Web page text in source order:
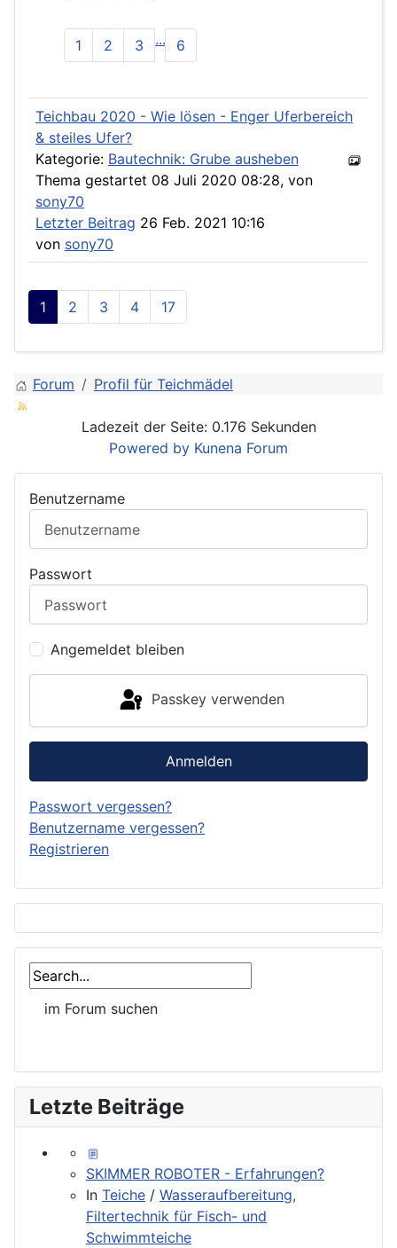
1 2 3 ... 6
Teichbau 2020 - Wie lösen - Enger Uferbereich
& steiles Ufer?
Kategorie: Bautechnik: Grube ausheben
Thema gestartet 08 Juli 2020 08:28, von
sony70
Letzter Beitrag 26 Feb. 2021 10:16
von sony70
1 2 3 4 17
Forum Profil für Teichmädel
Ladezeit der Seite: 0.176 Sekunden
Powered by Kunena Forum
Benutzername
Passwort
Angemeldet bleiben
Passkey verwenden
Anmelden
Passwort vergessen?
Benutzername vergessen?
Registrieren
Letzte Beiträge
SKIMMER ROBOTER - Erfahrungen?
In Teiche / Wasseraufbereitung,
Filtertechnik für Fisch- und
Schwimmteiche